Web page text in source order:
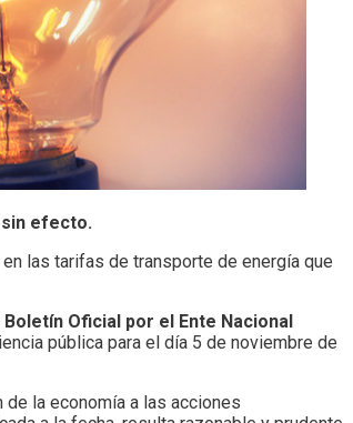
efecto.
las tarifas de transporte de energía que
Boletín Oficial por el Ente Nacional
pública para el día 5 de noviembre de
la economía a las acciones